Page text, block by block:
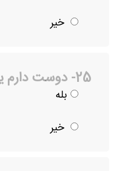
خیر
25- دوست دارم یک خواننده باشم.
بله
خیر